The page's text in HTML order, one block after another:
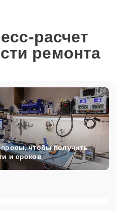
расчет
ремонта
чтобы получить
и сроков